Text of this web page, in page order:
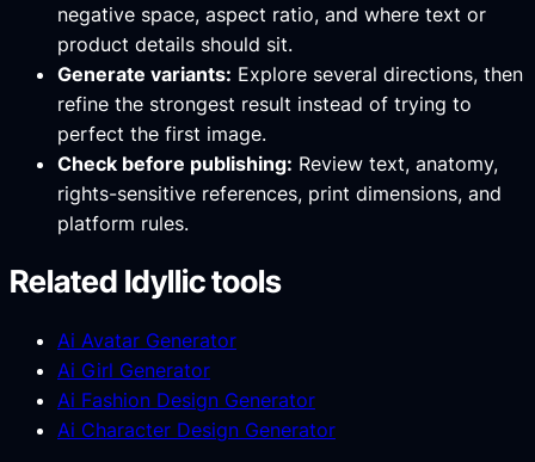
negative space, aspect ratio, and where text or
product details should sit.
Generate variants: Explore several directions, then
refine the strongest result instead of trying to
perfect the first image.
Check before publishing: Review text, anatomy,
rights-sensitive references, print dimensions, and
platform rules.
Related Idyllic tools
Ai Avatar Generator
Ai Girl Generator
Ai Fashion Design Generator
Ai Character Design Generator